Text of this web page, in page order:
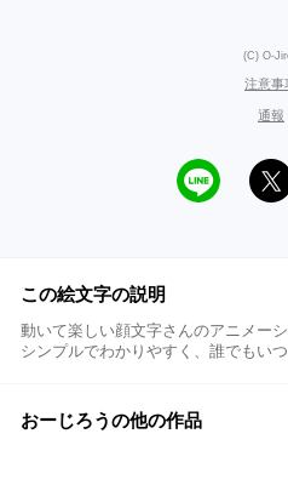
(C) O-
注意事
通報
この絵文字の説明
動いて楽しい顔文字さんのアニメーシ
シンプルでわかりやすく、誰でもい
おーじろうの他の作品